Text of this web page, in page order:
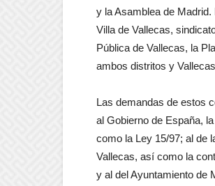
y la Asamblea de
Villa de Vallecas,
Pública de Vallecas, la
ambos distritos y
Las demandas de estos
al Gobierno de España,
como la Ley 15/97; al de
Vallecas, así como la
y al del Ayuntamiento de